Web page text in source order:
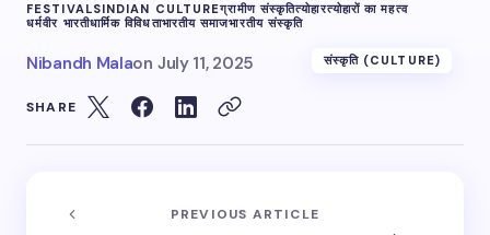
FESTIVALSINDIAN CULTUREग्रामीण संस्कृतित्योहारत्योहारों का महत्व
धर्मवीर भारतीधार्मिक विविधताभारतीय समाजभारतीय संस्कृति
Nibandh Malaon July 11, 2025 संस्कृति (CULTURE)
SHARE
PREVIOUS ARTICLE